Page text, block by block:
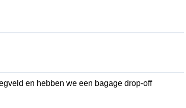
en hebben we een bagage drop-off